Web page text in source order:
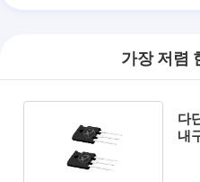
가장 저렴
다
내